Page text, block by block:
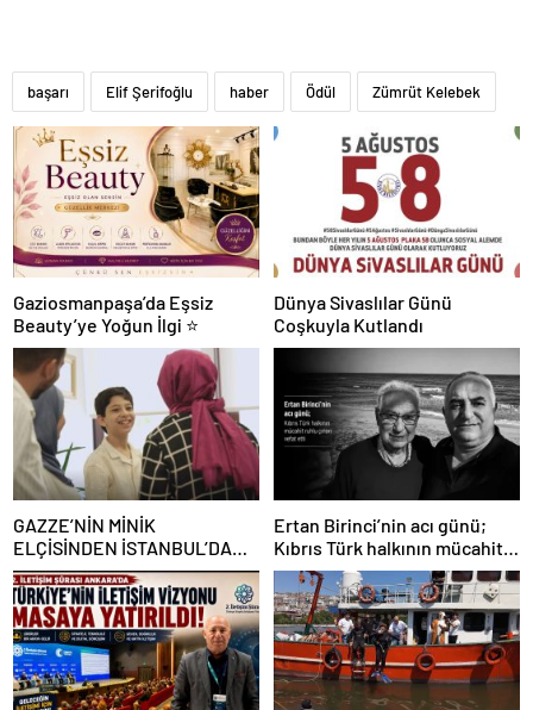
başarı Elif Şerifoğlu haber Ödül Zümrüt Kelebek
Gaziosmanpaşa’da Eşsiz
Beauty’ye Yoğun İlgi ⭐
Dünya Sivaslılar Günü
Coşkuyla Kutlandı
GAZZE’NİN MİNİK
ELÇİSİNDEN İSTANBUL’DA
DUYGUSAL MESAJ: “BURASI
BENİM İKİNCİ EVİM”
Ertan Birinci’nin acı günü;
Kıbrıs Türk halkının mücahit
ruhlu çınarı vefat etti